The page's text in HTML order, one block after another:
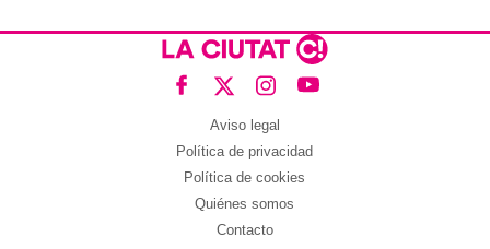
Aviso legal
Política de privacidad
Política de cookies
Quiénes somos
Contacto